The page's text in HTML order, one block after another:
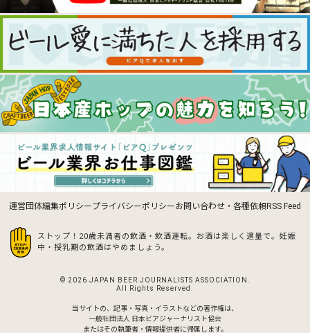
運営団体編集ポリシープライバシーポリシーお問い合わせ・各種依頼RSS Feed
ストップ！20歳未満者の飲酒・飲酒運転。お酒は楽しく適量で。 妊娠
中・授乳期の飲酒はやめましょう。
© 2026 JAPAN BEER JOURNALISTS ASSOCIATION.
All Rights Reserved.
当サイトの、記事・写真・イラストなどの著作権は、
一般社団法人 日本ビアジャーナリスト協会
またはその執筆者・情報提供者に帰属します。